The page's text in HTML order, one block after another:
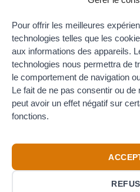
Pour offrir les meilleures
technologies telles que les
aux informations des appareils.
technologies nous permettra de
le comportement de navigation
Le fait de ne pas consentir ou
peut avoir un effet négatif sur
fonctions.
A VOTRE
N'hésitez pas à
questions avant,
EXPÉDITION
Credit